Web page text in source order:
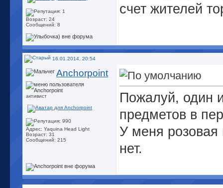
Возраст: 24
Сообщений: 8
счет жителей
16.01.2014, 20:54
Anchorpoint
активист
Адрес: Yaquina Head Light
Возраст: 31
Сообщений: 215
Пожалуй, один
предметов в
У меня розовая
нет.